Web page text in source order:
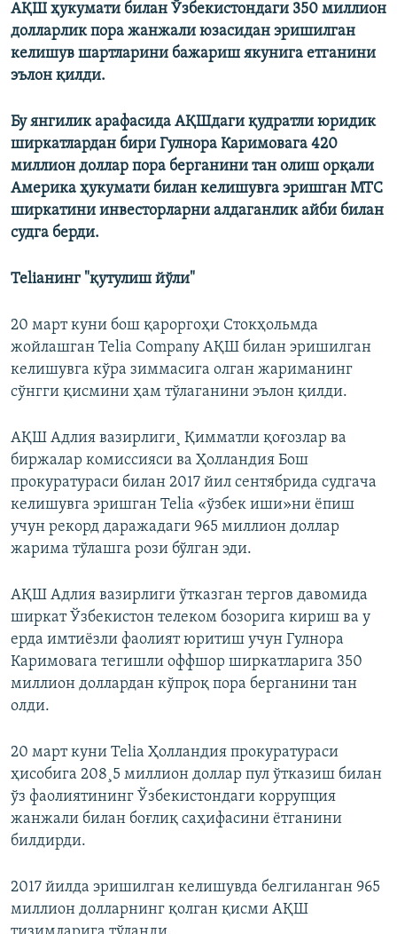
АҚШ ҳукумати билан Ўзбекистондаги 350 миллион
долларлик пора жанжали юзасидан эришилган
келишув шартларини бажариш якунига етганини
эълон қилди.
Бу янгилик арафасида АҚШдаги қудратли юридик
ширкатлардан бири Гулнора Каримовага 420
миллион доллар пора берганини тан олиш орқали
Америка ҳукумати билан келишувга эришган МТС
ширкатини инвесторларни алдаганлик айби билан
судга берди.
Teliaнинг "қутулиш йўли"
20 март куни бош қароргоҳи Стокҳольмда
жойлашган Telia Company АҚШ билан эришилган
келишувга кўра зиммасига олган жариманинг
сўнгги қисмини ҳам тўлаганини эълон қилди.
АҚШ Адлия вазирлиги¸ Қимматли қоғозлар ва
биржалар комиссияси ва Ҳолландия Бош
прокуратураси билан 2017 йил сентябрида судгача
келишувга эришган Telia «ўзбек иши»ни ëпиш
учун рекорд даражадаги 965 миллион доллар
жарима тўлашга рози бўлган эди.
АҚШ Адлия вазирлиги ўтказган тергов давомида
ширкат Ўзбекистон телеком бозорига кириш ва у
ерда имтиëзли фаолият юритиш учун Гулнора
Каримовага тегишли оффшор ширкатларига 350
миллион доллардан кўпроқ пора берганини тан
олди.
20 март куни Telia Ҳолландия прокуратураси
ҳисобига 208¸5 миллион доллар пул ўтказиш билан
ўз фаолиятининг Ўзбекистондаги коррупция
жанжали билан боғлиқ саҳифасини ëтганини
билдирди.
2017 йилда эришилган келишувда белгиланган 965
миллион долларнинг қолган қисми АҚШ